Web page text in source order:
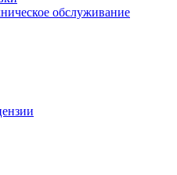
обслуживание